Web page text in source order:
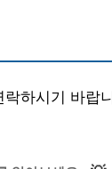
하시기 바랍